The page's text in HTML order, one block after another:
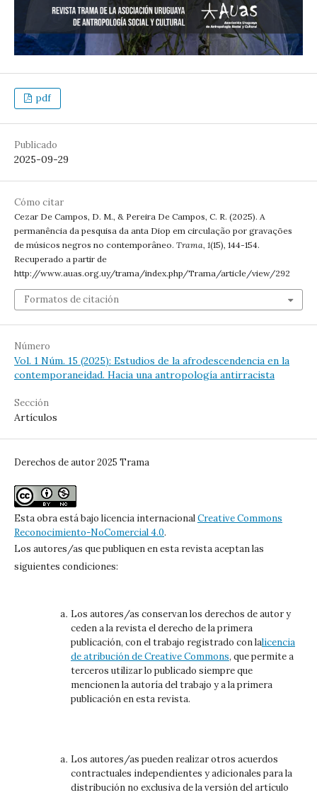
pdf
Publicado
2025-09-29
Cómo citar
Cezar De Campos, D. M., & Pereira De Campos, C. R. (2025). A
permanência da pesquisa da anta Diop em circulação por gravações
de músicos negros no contemporâneo. Trama, 1(15), 144-154.
Recuperado a partir de
http://www.auas.org.uy/trama/index.php/Trama/article/view/292
Formatos de citación
Número
Vol. 1 Núm. 15 (2025): Estudios de la afrodescendencia en la
contemporaneidad. Hacia una antropología antirracista
Sección
Artículos
Derechos de autor 2025 Trama
Esta obra está bajo licencia internacionalCreative Commons
Reconocimiento-NoComercial 4.0.
Los autores/as que publiquen en esta revista aceptan las
siguientes condiciones:
Los autores/as conservan los derechos de autor y
ceden a la revista el derecho de la primera
publicación, con el trabajo registrado con lalicencia
de atribución de Creative Commons, que permite a
terceros utilizar lo publicado siempre que
mencionen la autoría del trabajo y a la primera
publicación en esta revista.
Los autores/as pueden realizar otros acuerdos
contractuales independientes y adicionales para la
distribución no exclusiva de la versión del artículo